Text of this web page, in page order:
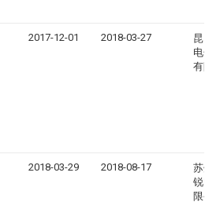
2017-12-01 2018-03-27
昆山
电子
有限
2018-03-29 2018-08-17
苏州
锐电
限公